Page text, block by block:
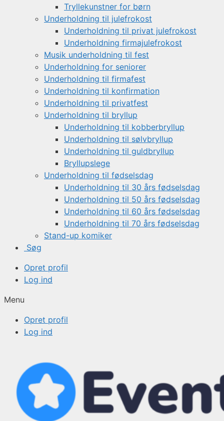
Tryllekunstner for børn
Underholdning til julefrokost
Underholdning til privat julefrokost
Underholdning firmajulefrokost
Musik underholdning til fest
Underholdning for seniorer
Underholdning til firmafest
Underholdning til konfirmation
Underholdning til privatfest
Underholdning til bryllup
Underholdning til kobberbryllup
Underholdning til sølvbryllup
Underholdning til guldbryllup
Bryllupslege
Underholdning til fødselsdag
Underholdning til 30 års fødselsdag
Underholdning til 50 års fødselsdag
Underholdning til 60 års fødselsdag
Underholdning til 70 års fødselsdag
Stand-up komiker
Søg
Opret profil
Log ind
Menu
Opret profil
Log ind